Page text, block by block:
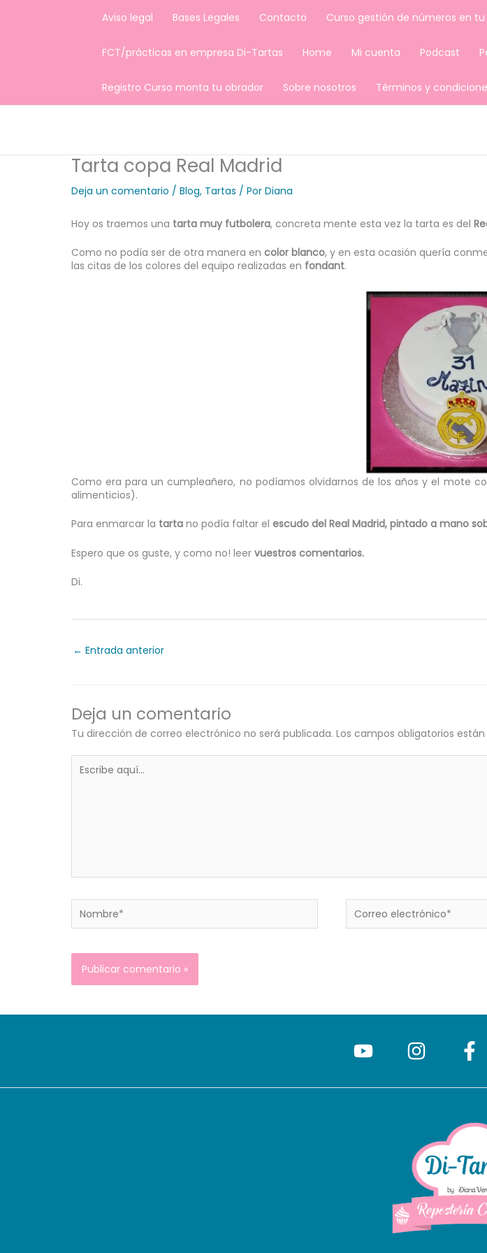
Aviso legal Bases Legales Contacto Curso gestión de números en
FCT/prácticas en empresa Di-Tartas Home Mi cuenta Podcast
Registro Curso monta tu obrador Sobre nosotros Términos y
Tarta copa Real Madrid
Deja un comentario / Blog, Tartas / Por Diana
Hoy os traemos una tarta muy futbolera, concreta mente esta vez la tarta es del
Como no podía ser de otra manera en color blanco, y en esta ocasión quería
las citas de los colores del equipo realizadas en fondant.
Como era para un cumpleañero, no podíamos olvidarnos de los años y el mote
alimenticios).
Para enmarcar la tarta no podía faltar el escudo del Real Madrid, pintado a mano
Espero que os guste, y como no! leer vuestros comentarios.
Di.
← Entrada anterior
Deja un comentario
Tu dirección de correo electrónico no será publicada. Los campos obligatorios
aquí...
electrónico*